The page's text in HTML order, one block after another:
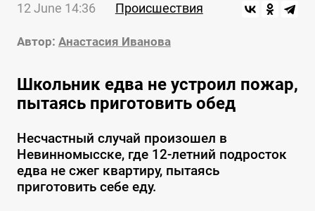
12 June 14:36 Происшествия
Автор: Анастасия Иванова
Школьник едва не устроил пожар,
пытаясь приготовить обед
Несчастный случай произошел в
Невинномысске, где 12-летний подросток
едва не сжег квартиру, пытаясь
приготовить себе еду.